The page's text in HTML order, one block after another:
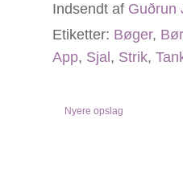
Indsendt af Guðrun
Etiketter: Bøger,
App, Sjal, Strik,
Nyere opslag